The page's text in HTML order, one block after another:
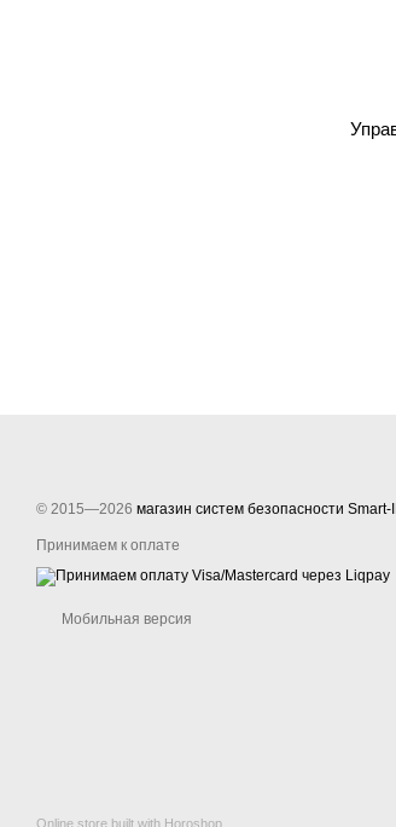
© 2015—2026 магазин систем безопасности Smart-
Принимаем к оплате
Мобильная версия
Online store built with Horoshop